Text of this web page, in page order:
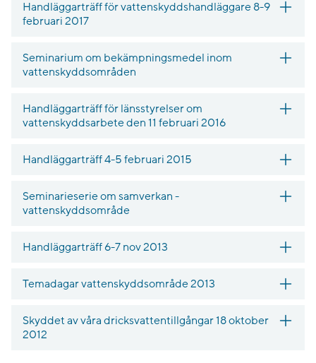
Handläggarträff för vattenskyddshandläggare 8-9
februari 2017
Seminarium om bekämpningsmedel inom
vattenskyddsområden
Handläggarträff för länsstyrelser om
vattenskyddsarbete den 11 februari 2016
Handläggarträff 4-5 februari 2015
Seminarieserie om samverkan -
vattenskyddsområde
Handläggarträff 6-7 nov 2013
Temadagar vattenskyddsområde 2013
Skyddet av våra dricksvattentillgångar 18 oktober
2012